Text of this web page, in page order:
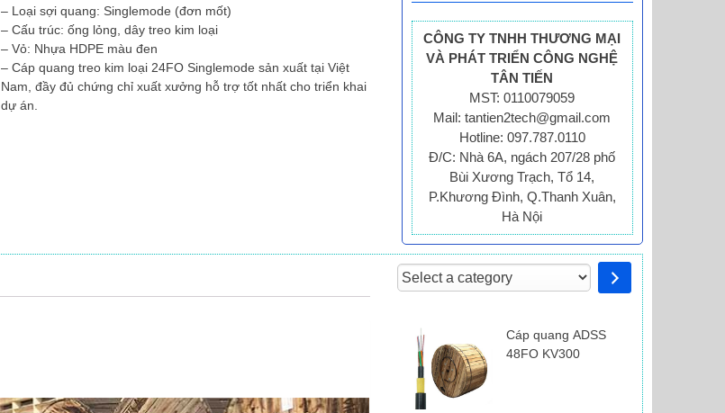
– Loại sợi quang: Singlemode (đơn mốt)
– Cấu trúc: ống lỏng, dây treo kim loại
– Vỏ: Nhựa HDPE màu đen
– Cáp quang treo kim loại 24FO Singlemode sản xuất tại Việt
Nam, đầy đủ chứng chỉ xuất xưởng hỗ trợ tốt nhất cho triển khai
dự án.
CÔNG TY TNHH THƯƠNG MẠI
VÀ PHÁT TRIỂN CÔNG NGHỆ
TÂN TIẾN
MST: 0110079059
Mail: tantien2tech@gmail.com
Hotline: 097.787.0110
Đ/C: Nhà 6A, ngách 207/28 phố
Bùi Xương Trạch, Tổ 14,
P.Khương Đình, Q.Thanh Xuân,
Hà Nội
Select
a
Cáp quang ADSS
48FO KV300